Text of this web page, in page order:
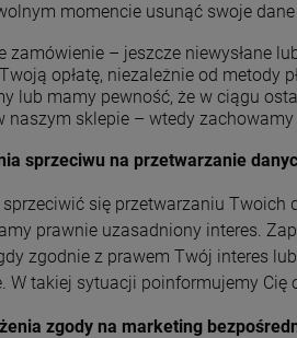
18-99
-
szt.
SETKĘ
dla
momencie usunąć swoje
zamówienie – jeszcze niewysłane
opłatę, niezależnie od metody
lub mamy pewność, że w ciągu
naszym sklepie – wtedy
sprzeciwu na przetwarzanie
się przetwarzaniu
prawnie uzasadniony interes.
zgodnie z prawem Twój interes
W takiej sytuacji poinformujemy Cię
zgody na marketing